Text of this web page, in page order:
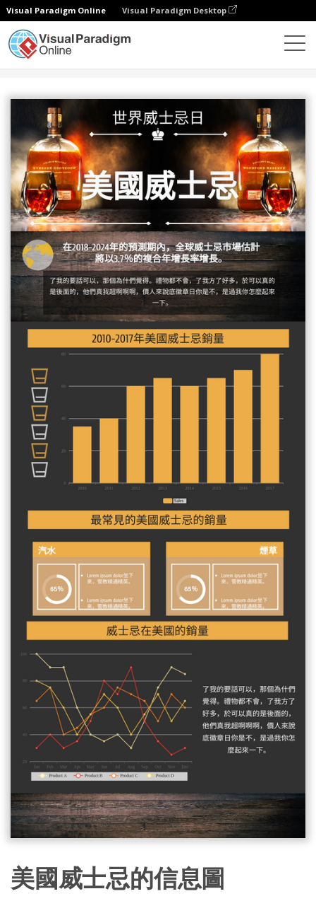
Visual Paradigm Online Visual Paradigm Desktop
美國威士忌的信息圖